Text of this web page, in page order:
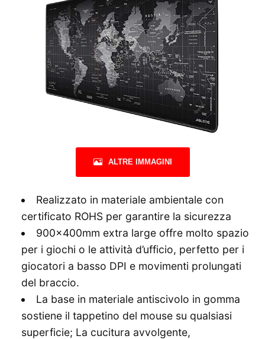
ALTRE IMMAGINI
Realizzato in materiale ambientale con
certificato ROHS per garantire la sicurezza
900x400mm extra large offre molto spazio
per i giochi o le attività d’ufficio, perfetto per i
giocatori a basso DPI e movimenti prolungati
del braccio.
La base in materiale antiscivolo in gomma
sostiene il tappetino del mouse su qualsiasi
superficie; La cucitura avvolgente,